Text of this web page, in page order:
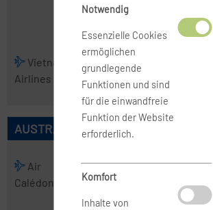
Airways
Vietnam
Airlines
Wings
Abadi Airlines
AUSTRALISCHE AIRLINES
Air
Calédonie
Air
Chathams
Air Kiribati
Notwendig
Essenzielle Cookies
ermöglichen
grundlegende
Funktionen und sind
für die einwandfreie
Funktion der Website
erforderlich.
Komfort
Inhalte von